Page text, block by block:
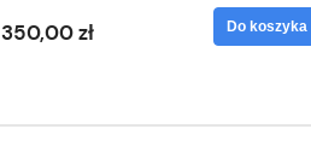
350,00 zł Do koszyka